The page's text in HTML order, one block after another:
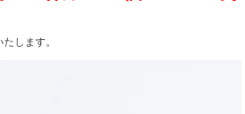
します。